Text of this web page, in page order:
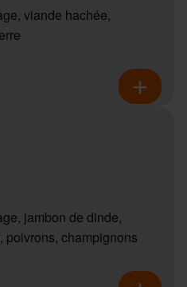
viande hachée,
jambon de dinde,
poivrons, champignons